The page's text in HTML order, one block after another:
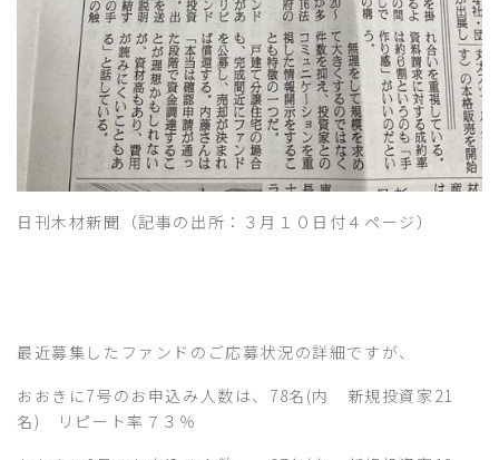
日刊木材新聞（記事の出所：３月１０日付４ページ）
最近募集したファンドのご応募状況の詳細ですが、
おおきに7号のお申込み人数は、78名(内 新規投資家21
名) リピート率７３％